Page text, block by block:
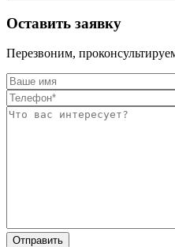
Оставить заявку
Перезвоним,